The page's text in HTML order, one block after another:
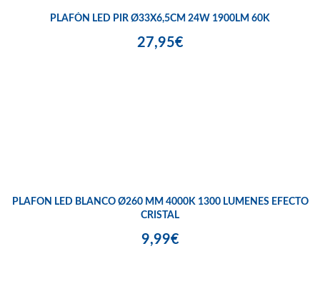
PLAFÓN LED PIR Ø33X6,5CM 24W 1900LM 60K
27,95€
PLAFON LED BLANCO Ø260 MM 4000K 1300 LUMENES EFECTO
CRISTAL
9,99€